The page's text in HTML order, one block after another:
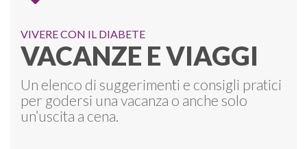
VIVERE CON IL DIABETE
VACANZE E VIAGGI
Un elenco di suggerimenti e consigli pratici
per godersi una vacanza o anche solo
un’uscita a cena.